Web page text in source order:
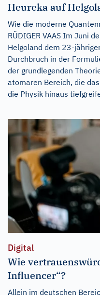
Heureka auf
Wie die moderne
RÜDIGER VAAS Im Juni
Helgoland dem 23-
Durchbruch in der
der grundlegenden
atomaren Bereich, die
die Physik hinaus
Digital
Wie
Influencer“?
Allein im deutschen